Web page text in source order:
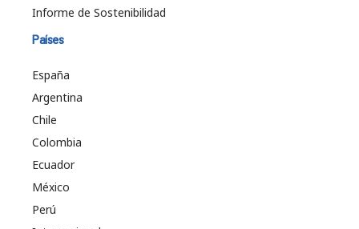
Informe de Sostenibilidad
Países
España
Argentina
Chile
Colombia
Ecuador
México
Perú